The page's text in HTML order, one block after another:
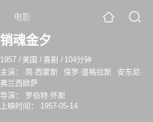
电影
销魂金夕
1957 / 美国 /喜剧 / 104分钟
主演：
简·西蒙斯 保罗·道格拉斯
安东尼·
弗兰西欧萨
导演：
罗伯特·怀斯
上映时间：
1957-05-14